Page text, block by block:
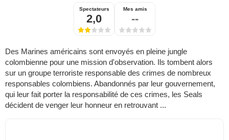
Spectateurs
2,0
Mes amis
--
Des Marines américains sont envoyés en pleine jungle
colombienne pour une mission d'observation. Ils tombent alors
sur un groupe terroriste responsable des crimes de nombreux
responsables colombiens. Abandonnés par leur gouvernement,
qui leur fait porter la responsabilité de ces crimes, les Seals
décident de venger leur honneur en retrouvant ...